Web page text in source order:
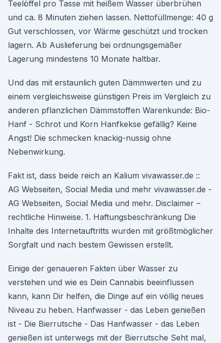
Teelöffel pro Tasse mit heißem Wasser überbrühen
und ca. 8 Minuten ziehen lassen. Nettofüllmenge: 40 g
Gut verschlossen, vor Wärme geschützt und trocken
lagern. Ab Auslieferung bei ordnungsgemäßer
Lagerung mindestens 10 Monate haltbar.
Und das mit erstaunlich guten Dämmwerten und zu
einem vergleichsweise günstigen Preis im Vergleich zu
anderen pflanzlichen Dämmstoffen Warenkunde: Bio-
Hanf - Schrot und Korn Hanfkekse gefällig? Keine
Angst! Die schmecken knackig-nussig ohne
Nebenwirkung.
Fakt ist, dass beide reich an Kalium vivawasser.de ::
AG Webseiten, Social Media und mehr vivawasser.de -
AG Webseiten, Social Media und mehr. Disclaimer –
rechtliche Hinweise. 1. Haftungsbeschränkung Die
Inhalte des Internetauftritts wurden mit größtmöglicher
Sorgfalt und nach bestem Gewissen erstellt.
Einige der genaueren Fakten über Wasser zu
verstehen und wie es Dein Cannabis beeinflussen
kann, kann Dir helfen, die Dinge auf ein völlig neues
Niveau zu heben. Hanfwasser - das Leben genießen
ist - Die Bierrutsche - Das Hanfwasser - das Leben
genießen ist unterwegs mit der Bierrutsche Seht mal,